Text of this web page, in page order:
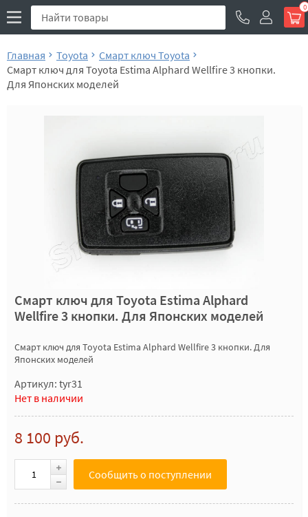
0
Главная Toyota
Смарт ключ Toyota
Смарт ключ для Toyota Estima Alphard Wellfire 3 кнопки.
Для Японских моделей
Смарт ключ для Toyota Estima Alphard
Wellfire 3 кнопки. Для Японских моделей
Смарт ключ для Toyota Estima Alphard Wellfire 3 кнопки. Для
Японских моделей
Артикул: tyr31
Нет в наличии
8 100 руб.
Сообщить о поступлении